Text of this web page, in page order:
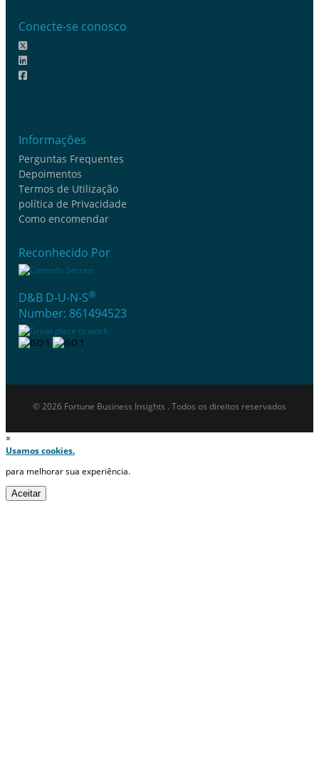
Conecte-se conosco
Informações
Perguntas Frequentes
Depoimentos
Termos de Utilização
política de Privacidade
Como encomendar
Reconhecido Por
D&B D-U-N-S®
Number: 861494523
© 2026 Fortune Business Insights . Todos os direitos reservados
×
Usamos cookies.
para melhorar sua experiência.
Aceitar